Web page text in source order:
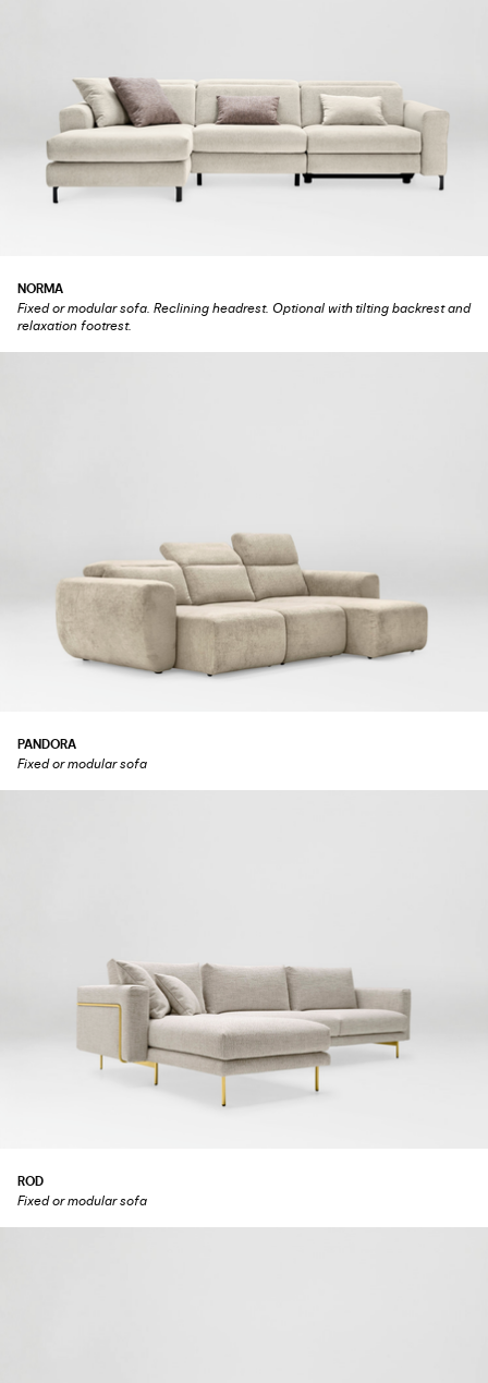
NORMA
Fixed or modular sofa. Reclining headrest. Optional with tilting backrest and
relaxation footrest.
PANDORA
Fixed or modular sofa
ROD
Fixed or modular sofa